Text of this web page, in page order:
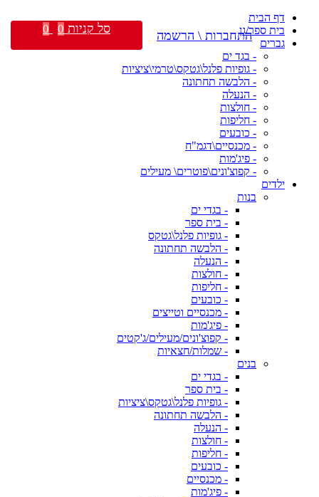
דף הבית
בית ספר/גן
גברים
- בגד ים
- גופיות פלנל\גטקס\טרמי\ציציות
- הלבשה תחתונה
- הנעלה
- חולצות
- חליפות
- כובעים
- מכנסיים\דגמ"ח
- פיג'מות
- קפוצ'ונים\פוטרים\ מעילים
ילדים
בנות
- בגדי ים
- בית ספר
- גופיות פלנל\גטקס
- הלבשה תחתונה
- הנעלה
- חולצות
- חליפות
- כובעים
- מכנסיים וטייצים
- פיג'מות
- קפוצ'ונים/מעילים/ג'קטים
- שמלות/חצאיות
בנים
- בגדי ים
- בית ספר
- גופיות פלנל\גטקס\ציציות
- הלבשה תחתונה
- הנעלה
- חולצות
- חליפות
- כובעים
- מכנסיים
- פיג'מות
התחברות \ הרשמה סל קניות 0
0